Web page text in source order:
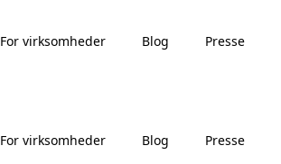
For virksomheder Blog Presse
For virksomheder Blog Presse